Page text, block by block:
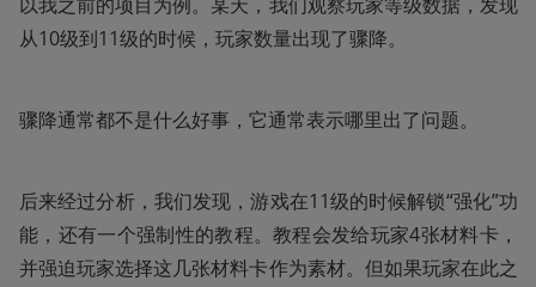
从10级到11级的时候，玩家数量出现了骤降。
骤降通常都不是什么好事，它通常表示哪里出了问题。
后来经过分析，我们发现，游戏在11级的时候解锁“强化”功
能，还有一个强制性的教程。教程会发给玩家4张材料卡，
并强迫玩家选择这几张材料卡作为素材。但如果玩家在此之